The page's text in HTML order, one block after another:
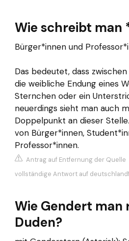
Wie schreibt man
Bürger*innen und
Das bedeutet, dass
die weibliche Endung eines
Sternchen oder ein
neuerdings sieht man auch
Doppelpunkt an dieser
von Bürger*innen,
Professor*innen.
Antrag auf Entfernung der Quelle
vollständige Antwort auf
Wie Gendert man
Duden?